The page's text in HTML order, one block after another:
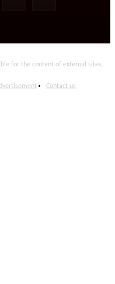
for the content of external sites.
Contact us